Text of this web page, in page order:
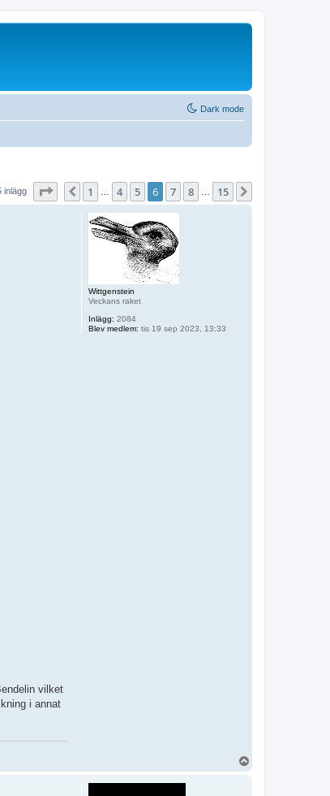
Dark mode
inlägg Sida av 15
Föregående
1 4 5 6 7 8 15
Wittgenstein
Veckans raket
Inlägg: 2084
Blev medlem: tis 19 sep 2023, 13:33
vilket
i annat